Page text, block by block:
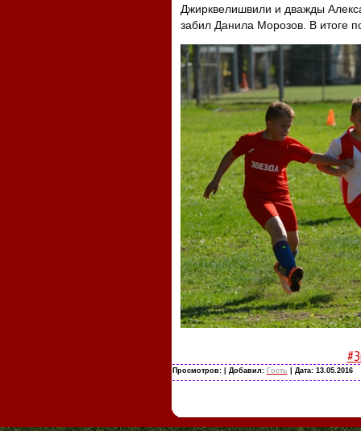
Джирквелишвили и дважды
забил Данила Морозов. В итоге
Просмотров: | Добавил: Гость | Дата: 13.05.2016